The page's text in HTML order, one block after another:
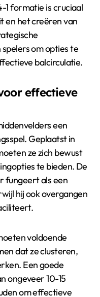
1 formatie is cruciaal
en het creëren van
om opties te
balcirculatie.
effectieve
een
Geplaatst in
ze zich bewust
te bieden. De
fungeert als een
hij ook overgangen
voldoende
dat ze clusteren,
Een goede
ongeveer 10-15
om effectieve